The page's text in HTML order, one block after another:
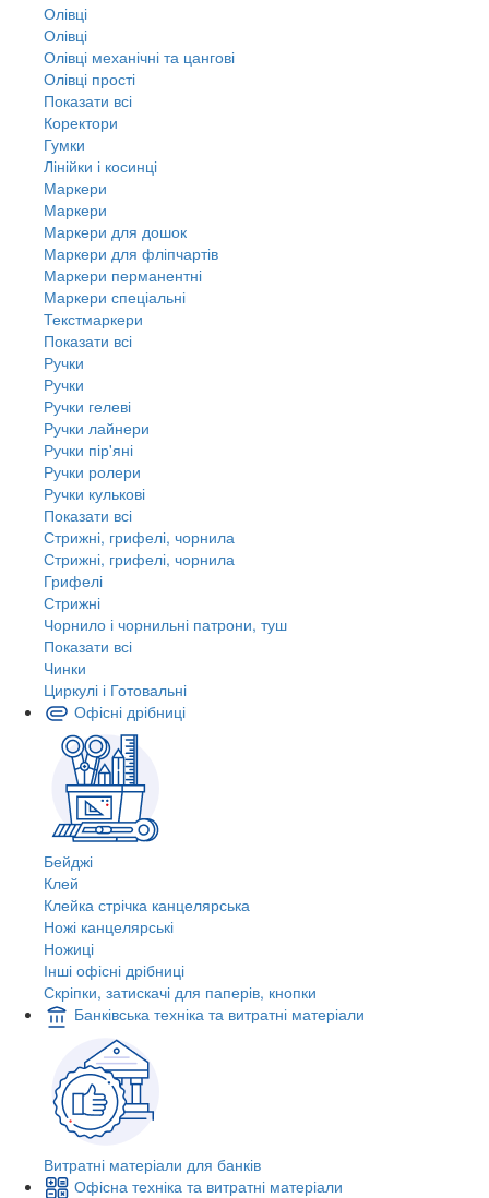
Олівці
Олівці
Олівці механічні та цангові
Олівці прості
Показати всі
Коректори
Гумки
Лінійки і косинці
Маркери
Маркери
Маркери для дошок
Маркери для фліпчартів
Маркери перманентні
Маркери спеціальні
Текстмаркери
Показати всі
Ручки
Ручки
Ручки гелеві
Ручки лайнери
Ручки пір'яні
Ручки ролери
Ручки кулькові
Показати всі
Стрижні, грифелі, чорнила
Стрижні, грифелі, чорнила
Грифелі
Стрижні
Чорнило і чорнильні патрони, туш
Показати всі
Чинки
Циркулі і Готовальні
Офісні дрібниці
Бейджі
Клей
Клейка стрічка канцелярська
Ножі канцелярські
Ножиці
Інші офісні дрібниці
Скріпки, затискачі для паперів, кнопки
Банківська техніка та витратні матеріали
Витратні матеріали для банків
Офісна техніка та витратні матеріали